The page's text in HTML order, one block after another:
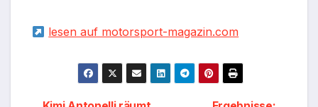
lesen auf motorsport-magazin.com